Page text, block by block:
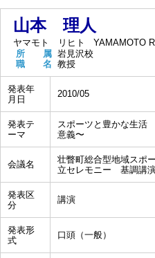
山本 理人
ヤマモト リヒト
YAMAMOTO
所 属 岩見沢校
職 名 教授
発表年
月日
2010/05
発表テ
ーマ
スポーツと豊かな生活
意義〜
会議名
壮瞥町総合型地域スポ
立セレモニー 基調講
発表区
分
講演
発表形
式
口頭（一般）